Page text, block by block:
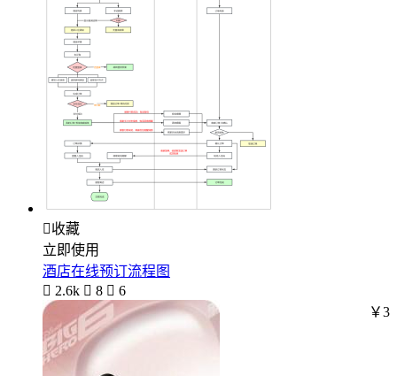
收藏
立即使用
酒店在线预订流程图
 2.6k  8  6
￥3